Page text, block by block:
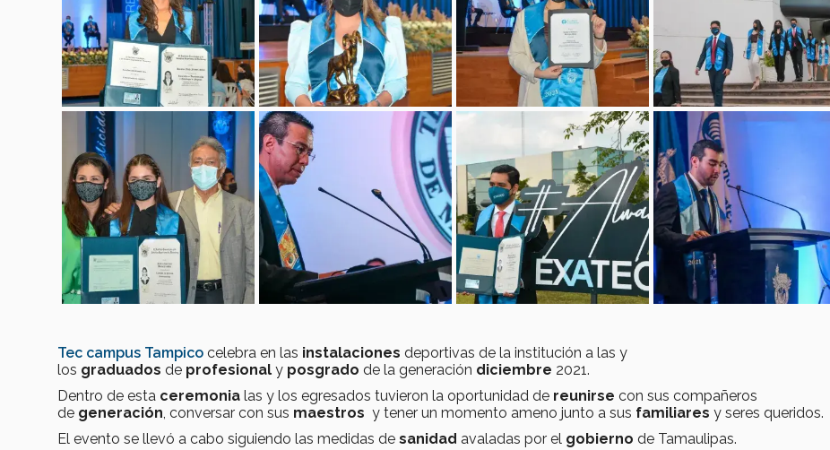
Tec campus Tampico celebra en las instalaciones deportivas de la institución a las y
los graduados de profesional y posgrado de la generación diciembre 2021.
Dentro de esta ceremonia las y los egresados tuvieron la oportunidad de reunirse con sus compañeros
de generación, conversar con sus maestros y tener un momento ameno junto a sus familiares y seres queridos.
El evento se llevó a cabo siguiendo las medidas de sanidad avaladas por el gobierno de Tamaulipas.